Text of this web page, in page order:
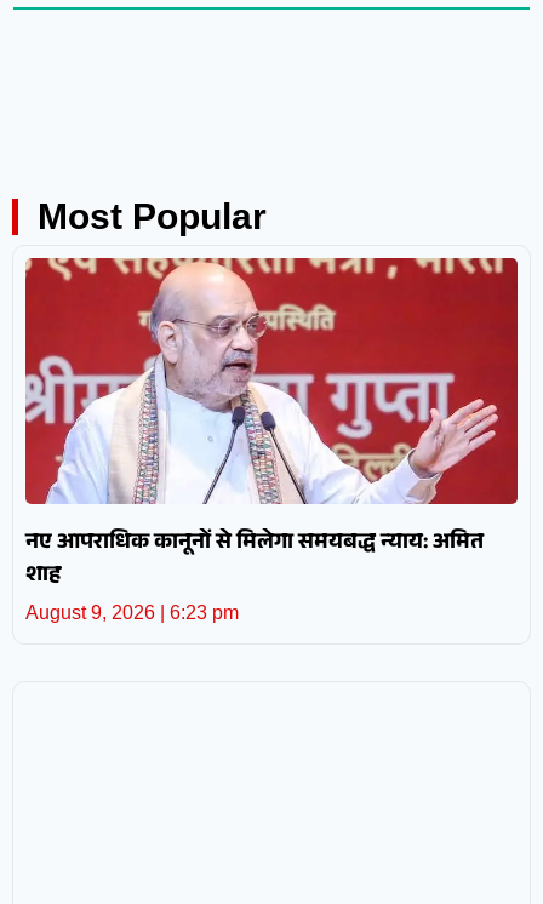
Most Popular
नए आपराधिक कानूनों से मिलेगा समयबद्ध न्याय: अमित
शाह
August 9, 2026 6:23 pm